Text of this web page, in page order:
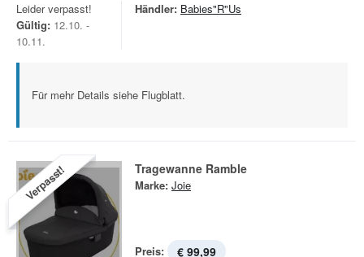
Leider verpasst!
Gültig: 12.10. -
10.11.
Händler: Babies"R"Us
Für mehr Details siehe Flugblatt.
Verpasst! Tragewanne Ramble
Marke: Joie
Preis: € 99,99